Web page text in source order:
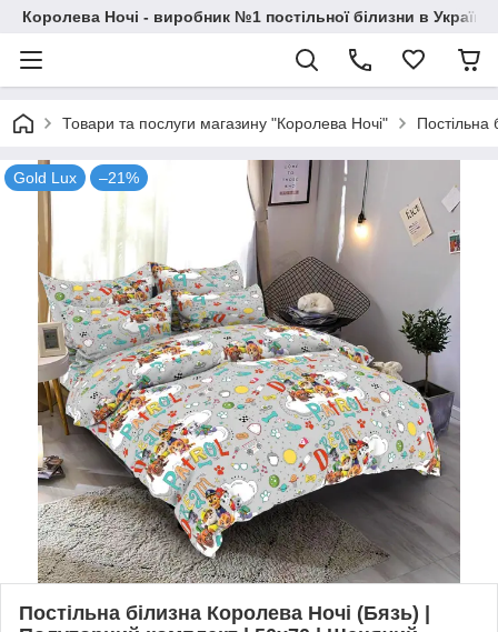
Королева Ночі - виробник №1 постільної білизни в Україні
Товари та послуги магазину "Королева Ночі" Постільна
Gold Lux –21%
Постільна білизна Королева Ночі (Бязь) |